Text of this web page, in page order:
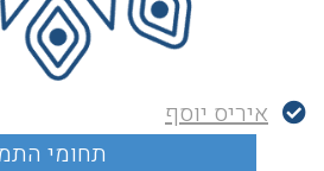
איריס יוסף